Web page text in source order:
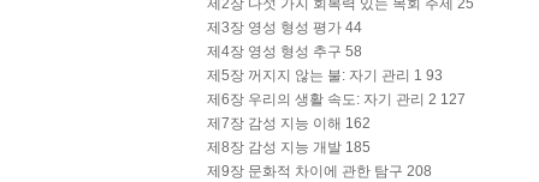
제2장 다섯 가지 회복력 있는 목회 주제 25
제3장 영성 형성 평가 44
제4장 영성 형성 추구 58
제5장 꺼지지 않는 불: 자기 관리 1 93
제6장 우리의 생활 속도: 자기 관리 2 127
제7장 감성 지능 이해 162
제8장 감성 지능 개발 185
제9장 문화적 차이에 관한 탐구 208